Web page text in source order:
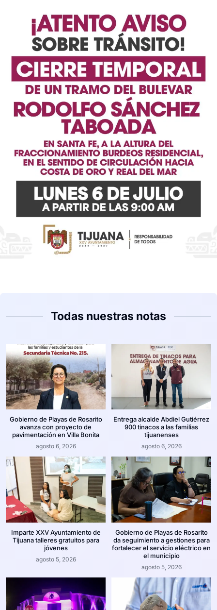
Todas nuestras notas
Gobierno de Playas de Rosarito
avanza con proyecto de
pavimentación en Villa Bonita
agosto 6, 2026
Entrega alcalde Abdiel Gutiérrez
900 tinacos a las familias
tijuanenses
agosto 6, 2026
Imparte XXV Ayuntamiento de
Tijuana talleres gratuitos para
jóvenes
agosto 5, 2026
Gobierno de Playas de Rosarito
da seguimiento a gestiones para
fortalecer el servicio eléctrico en
el municipio
agosto 5, 2026